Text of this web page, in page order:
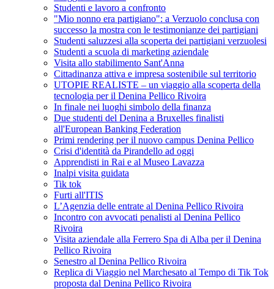
Studenti e lavoro a confronto
"Mio nonno era partigiano": a Verzuolo conclusa con
successo la mostra con le testimonianze dei partigiani
Studenti saluzzesi alla scoperta dei partigiani verzuolesi
Studenti a scuola di marketing aziendale
Visita allo stabilimento Sant'Anna
Cittadinanza attiva e impresa sostenibile sul territorio
UTOPIE REALISTE – un viaggio alla scoperta della
tecnologia per il Denina Pellico Rivoira
In finale nei luoghi simbolo della finanza
Due studenti del Denina a Bruxelles finalisti
all'European Banking Federation
Primi rendering per il nuovo campus Denina Pellico
Crisi d'identità da Pirandello ad oggi
Apprendisti in Rai e al Museo Lavazza
Inalpi visita guidata
Tik tok
Furti all'ITIS
L’Agenzia delle entrate al Denina Pellico Rivoira
Incontro con avvocati penalisti al Denina Pellico
Rivoira
Visita aziendale alla Ferrero Spa di Alba per il Denina
Pellico Rivoira
Senestro al Denina Pellico Rivoira
Replica di Viaggio nel Marchesato al Tempo di Tik Tok
proposta dal Denina Pellico Rivoira